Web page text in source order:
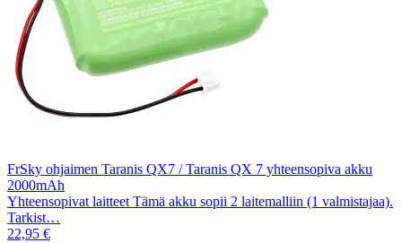
FrSky ohjaimen Taranis QX7 / Taranis QX 7 yhteensopiva akku
2000mAh
Yhteensopivat laitteet Tämä akku sopii 2 laitemalliin (1 valmistajaa).
Tarkist…
22,95 €